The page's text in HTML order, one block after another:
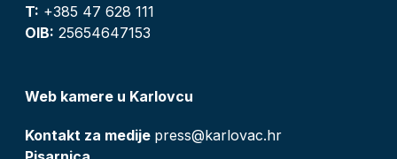
T: +385 47 628 111
OIB: 25654647153
Web kamere u Karlovcu
Kontakt za medije press@karlovac.hr